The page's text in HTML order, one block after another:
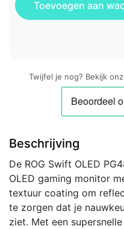
Twijfel je nog? Bekijk
Beschrijving
De ROG Swift OLED
OLED gaming monitor
textuur coating om
te zorgen dat je
ziet. Met een